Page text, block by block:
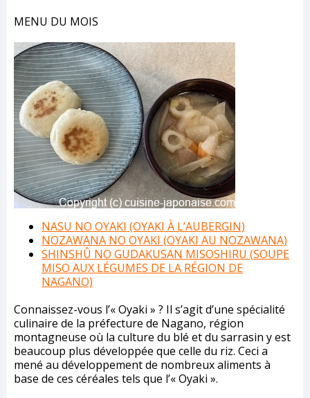
MENU DU MOIS
NASU NO OYAKI (OYAKI À L’AUBERGIN)
NOZAWANA NO OYAKI (OYAKI AU NOZAWANA)
SHINSHÛ NO GUDAKUSAN MISOSHIRU (SOUPE
MISO AUX LÉGUMES DE LA RÉGION DE
NAGANO)
Connaissez-vous l’« Oyaki » ? Il s’agit d’une spécialité
culinaire de la préfecture de Nagano, région
montagneuse où la culture du blé et du sarrasin y est
beaucoup plus développée que celle du riz. Ceci a
mené au développement de nombreux aliments à
base de ces céréales tels que l’« Oyaki ».